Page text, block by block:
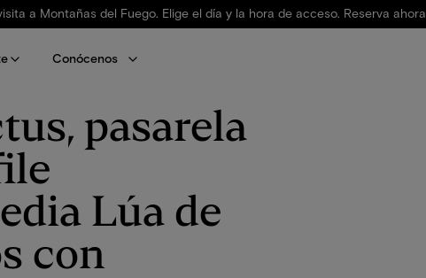
a Montañas del Fuego. Elige el día y la hora de acceso. Reserva ahora
Conócenos
pasarela
Lúa de
con